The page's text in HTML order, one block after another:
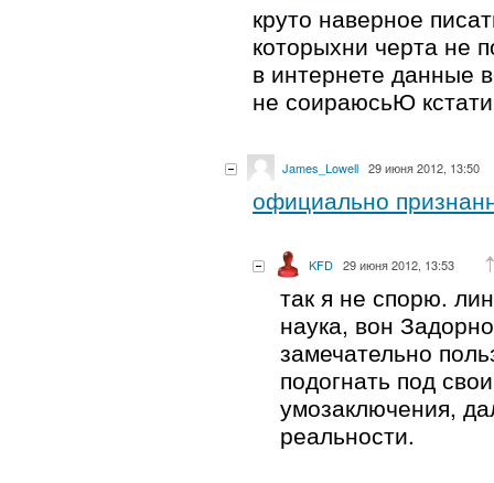
круто наверное
которыхни черта не
в интернете данные
не соираюсьЮ кстати
James_Lowell 29 июня 2012, 13:50
официально
KFD 29 июня 2012, 13:53
так я не спорю.
наука, вон
замечательно
подогнать под
умозаключения,
реальности.